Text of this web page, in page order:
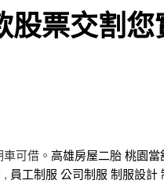
股票交割您
可借。 高雄房屋二胎桃園當
, 員工制服 公司制服 制服設計